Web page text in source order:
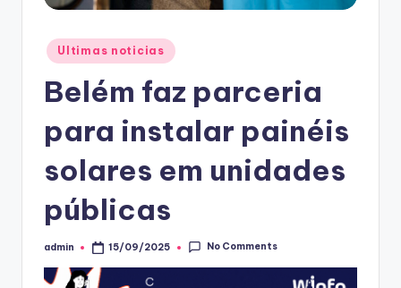
Posted
in
Ultimas noticias
Belém faz parceria
para instalar painéis
solares em unidades
públicas
Posted
admin 15/09/2025 No Comments